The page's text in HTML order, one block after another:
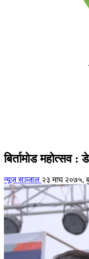
बिर्तामोड
न्यूज सञ्जाल २३ माघ २०७५,